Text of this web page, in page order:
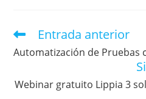
Entrada anterior
Automatización de Pruebas
Webinar gratuito Lippia 3